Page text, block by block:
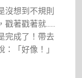
沒想到不規則
著戳著就......
完成了！帶去
「好像！」